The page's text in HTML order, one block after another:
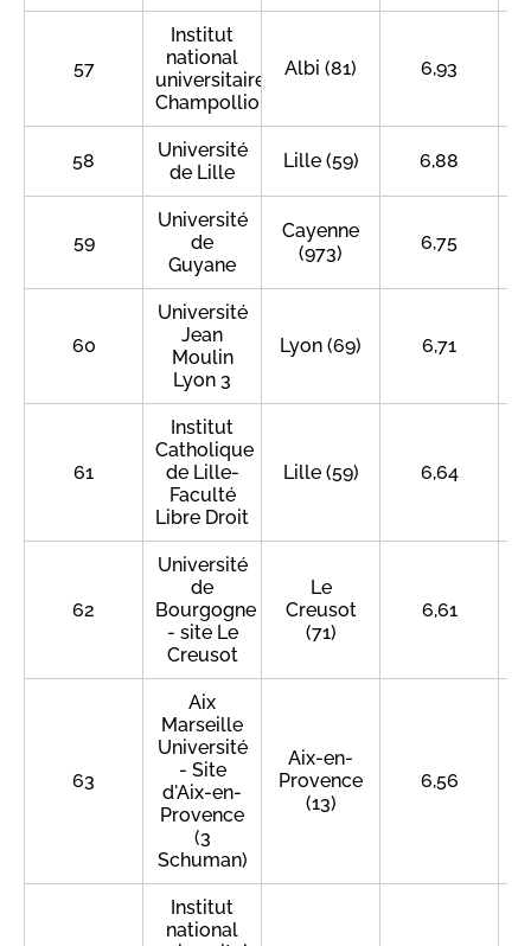
57
Institut
national
universitaire
Champollion
Albi (81) 6,93
58
Université
de Lille
Lille (59) 6,88
59
Université
de
Guyane
Cayenne
(973)
6,75
60
Université
Jean
Moulin
Lyon 3
Lyon (69) 6,71
61
Institut
Catholique
de Lille-
Faculté
Libre Droit
Lille (59) 6,64
62
Université
de
Bourgogne
- site Le
Creusot
Le
Creusot
(71)
6,61
63
Aix
Marseille
Université
- Site
d'Aix-en-
Provence
(3
Schuman)
Aix-en-
Provence
(13)
6,56
Institut
national